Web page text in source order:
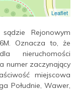
Leaflet
Rejonowym
Oznacza to, że
nieruchomości
numer zaczynający
miejscowa
Południe, Wawer,